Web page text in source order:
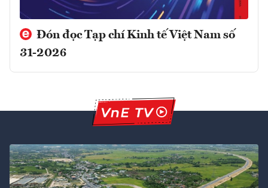
Đón đọc Tạp chí Kinh tế Việt Nam số
31-2026